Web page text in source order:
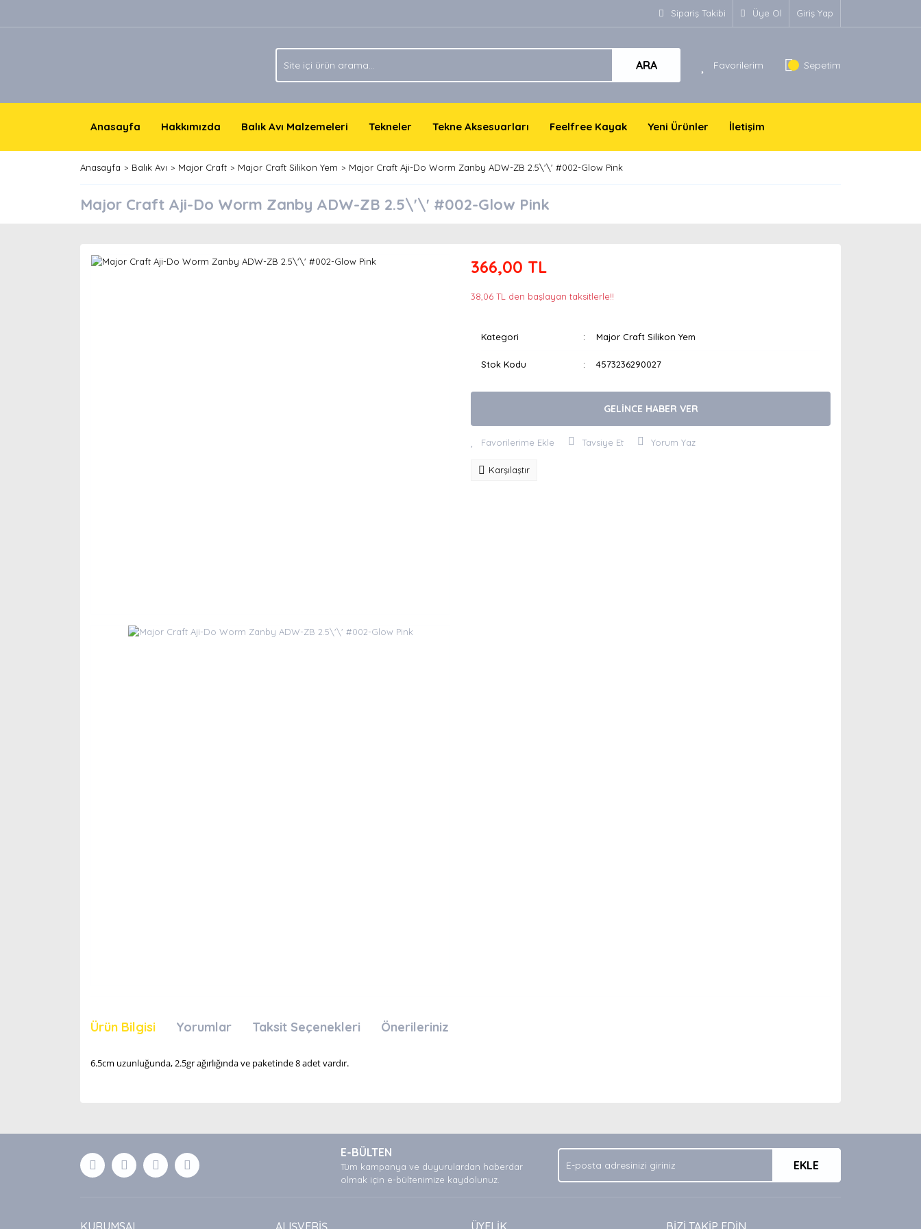
Sipariş Takibi Üye Ol Giriş Yap
ARA Favorilerim Sepetim
Anasayfa Hakkımızda Balık Avı Malzemeleri Tekneler Tekne Aksesuarları Feelfree Kayak Yeni Ürünler İletişim
Anasayfa Balık Avı Major Craft Major Craft Silikon Yem Major Craft Aji-Do Worm Zanby ADW-ZB 2.5\'\' #002-Glow Pink
Major Craft Aji-Do Worm Zanby ADW-ZB 2.5\'\' #002-Glow Pink
366,00 TL
38,06 TL den başlayan taksitlerle!!
Kategori Major Craft Silikon Yem
Stok Kodu 4573236290027
GELİNCE HABER VER
Tavsiye Et Yorum Yaz
Karşılaştır
Ürün Bilgisi Yorumlar Taksit Seçenekleri Önerileriniz
6.5cm uzunluğunda, 2.5gr ağırlığında ve paketinde 8 adet vardır.
Ürün açıklamasında eksik bilgiler bulunuyor.
Bu ürüne benzer farklı alternatifler olmalı.
E-BÜLTEN
Tüm kampanya ve duyurulardan haberdar
olmak için e-bültenimize kaydolunuz.
EKLE
KURUMSAL ALIŞVERİŞ ÜYELİK BİZİ TAKİP EDİN